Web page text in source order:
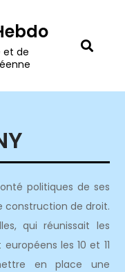
et de
politiques de ses
construction de droit.
qui réunissait les
les 10 et 11
en place une